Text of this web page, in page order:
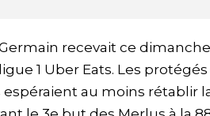
recevait ce
1 Uber Eats. Les
espéraient au moins rétablir